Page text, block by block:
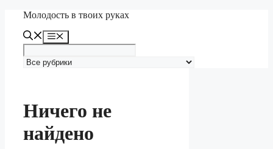
Перейти
содержимому
Молодость в твоих руках
Меню
Ничего не
найдено